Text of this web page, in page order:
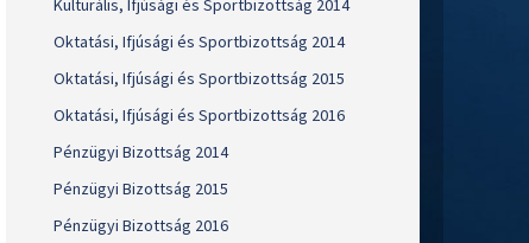
Kulturális, Ifjúsági és Sportbizottság 2014
Oktatási, Ifjúsági és Sportbizottság 2014
Oktatási, Ifjúsági és Sportbizottság 2015
Oktatási, Ifjúsági és Sportbizottság 2016
Pénzügyi Bizottság 2014
Pénzügyi Bizottság 2015
Pénzügyi Bizottság 2016